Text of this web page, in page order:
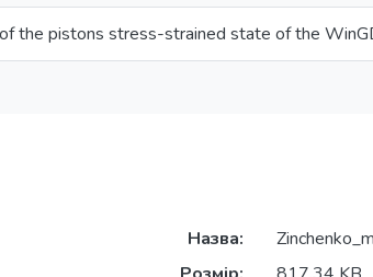
the pistons stress-strained state of the
Назва: